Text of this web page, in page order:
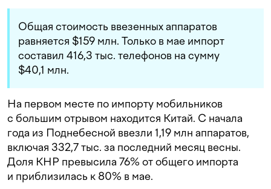
Общая стоимость ввезенных аппаратов
равняется $159 млн. Только в мае импорт
составил 416,3 тыс. телефонов на сумму
$40,1 млн.
На первом месте по импорту мобильников
с большим отрывом находится Китай. С начала
года из Поднебесной ввезли 1,19 млн аппаратов,
включая 332,7 тыс. за последний месяц весны.
Доля КНР превысила 76% от общего импорта
и приблизилась к 80% в мае.